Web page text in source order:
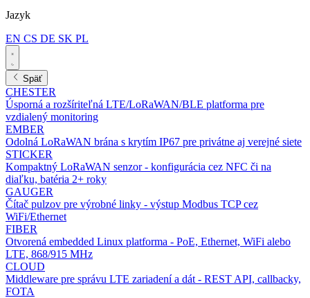
Jazyk
EN CS DE SK PL
Späť
CHESTER
Úsporná a rozšíriteľná LTE/LoRaWAN/BLE platforma pre
vzdialený monitoring
EMBER
Odolná LoRaWAN brána s krytím IP67 pre privátne aj verejné siete
STICKER
Kompaktný LoRaWAN senzor - konfigurácia cez NFC či na
diaľku, batéria 2+ roky
GAUGER
Čítač pulzov pre výrobné linky - výstup Modbus TCP cez
WiFi/Ethernet
FIBER
Otvorená embedded Linux platforma - PoE, Ethernet, WiFi alebo
LTE, 868/915 MHz
CLOUD
Middleware pre správu LTE zariadení a dát - REST API, callbacky,
FOTA